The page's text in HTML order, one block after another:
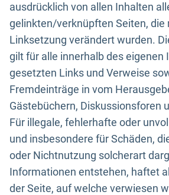
ausdrücklich von allen Inhalten
gelinkten/verknüpften Seiten, die
Linksetzung verändert wurden.
gilt für alle innerhalb des
gesetzten Links und Verweise
Fremdeinträge in vom
Gästebüchern, Diskussionsforen
Für illegale, fehlerhafte oder
und insbesondere für Schäden,
oder Nichtnutzung solcherart
Informationen entstehen, haftet
der Seite, auf welche verwiesen